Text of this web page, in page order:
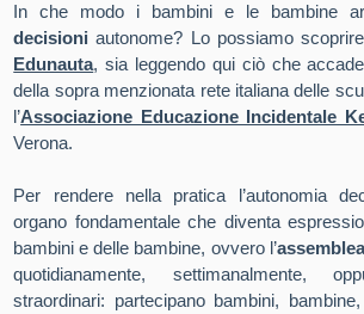
In che modo i bambini e le bambine
decisioni autonome? Lo possiamo
Edunauta, sia leggendo qui ciò che
della sopra menzionata rete italiana delle
l’Associazione Educazione Incidentale
Verona.
Per rendere nella pratica l’autonomia
organo fondamentale che diventa
bambini e delle bambine, ovvero l’assemblea
quotidianamente, settimanalmente,
straordinari: partecipano bambini,